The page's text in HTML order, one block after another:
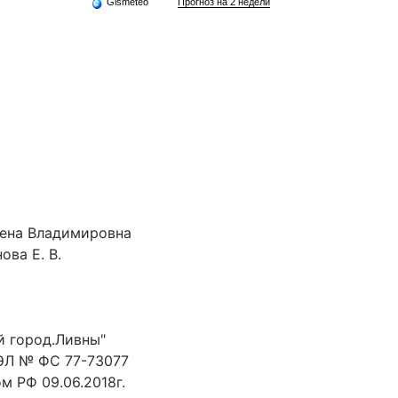
Владимировна
Е. В.
город.Ливны"
№ ФС 77-73077
РФ 09.06.2018г.